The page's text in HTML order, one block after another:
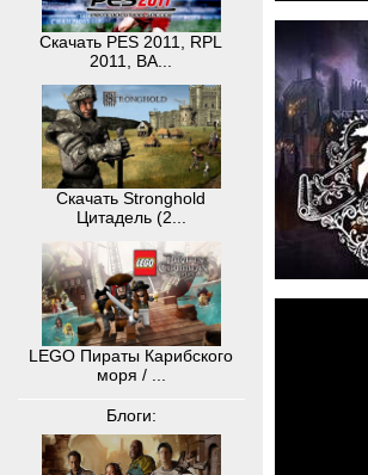
Скачать PES 2011, RPL
2011, BA...
Скачать Stronghold
Цитадель (2...
LEGO Пираты Карибского
моря / ...
Блоги: